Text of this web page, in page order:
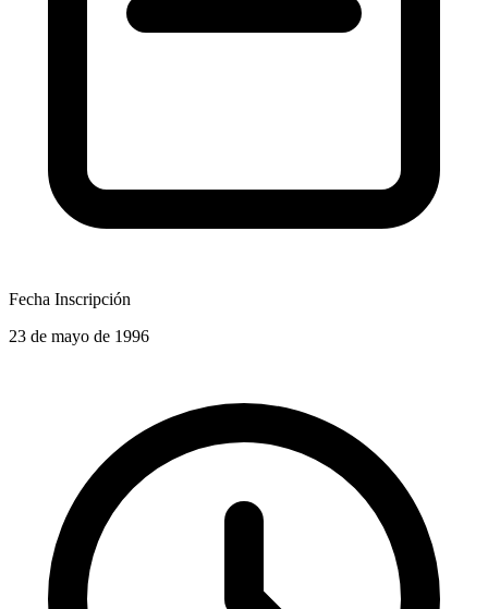
Fecha Inscripción
23 de mayo de 1996